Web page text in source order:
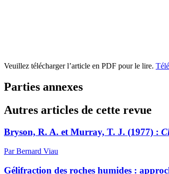
Veuillez télécharger l’article en PDF pour le lire.
Parties annexes
Autres articles de cette revue
Bryson, R. A. et Murray, T. J. (1977) :
Par Bernard Viau
Gélifraction des roches humides :